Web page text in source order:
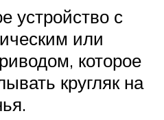
устройство с
или
которое
кругляк на